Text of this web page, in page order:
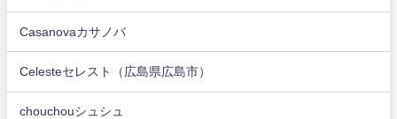
Casanovaカサノバ
Celesteセレスト（広島県広島市）
chouchouシュシュ